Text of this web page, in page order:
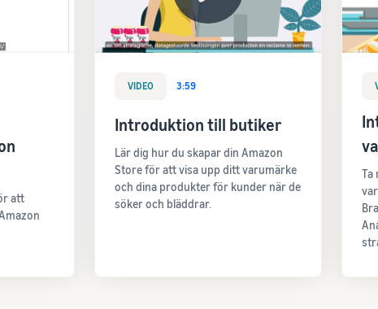
att
VIDEO 3:59
Introduktion till butiker
Lär dig hur du skapar din Amazon
Store för att visa upp ditt varumärke
och dina produkter för kunder när de
söker och bläddrar.
Ta